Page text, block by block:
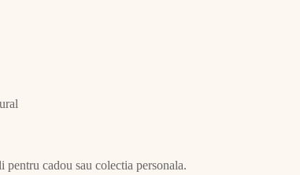
cadou sau colectia personala.